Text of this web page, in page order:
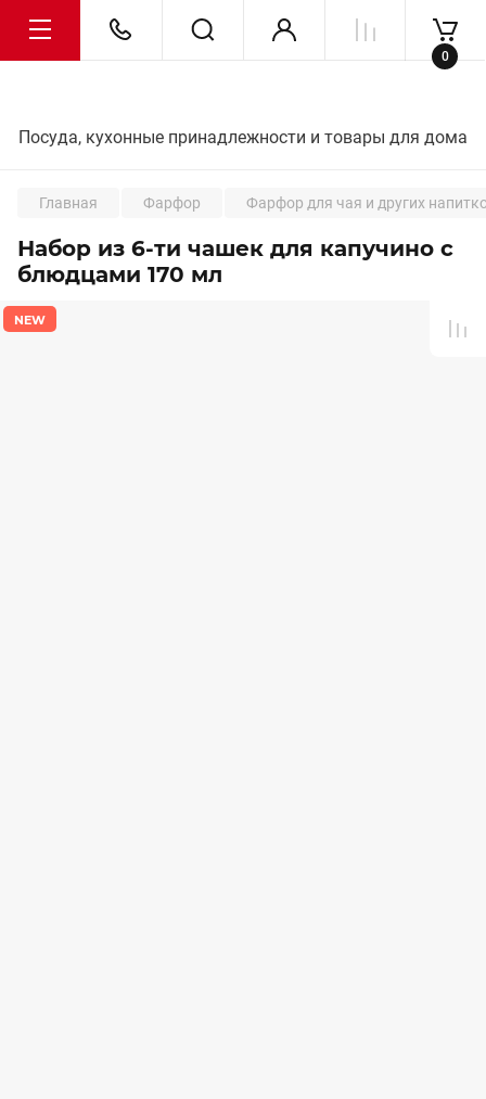
Посуда, кухонные принадлежности и товары для дома
0
Главная Фарфор Фарфор для чая и других
Набор из 6-ти чашек для капучино с
блюдцами 170 мл
NEW